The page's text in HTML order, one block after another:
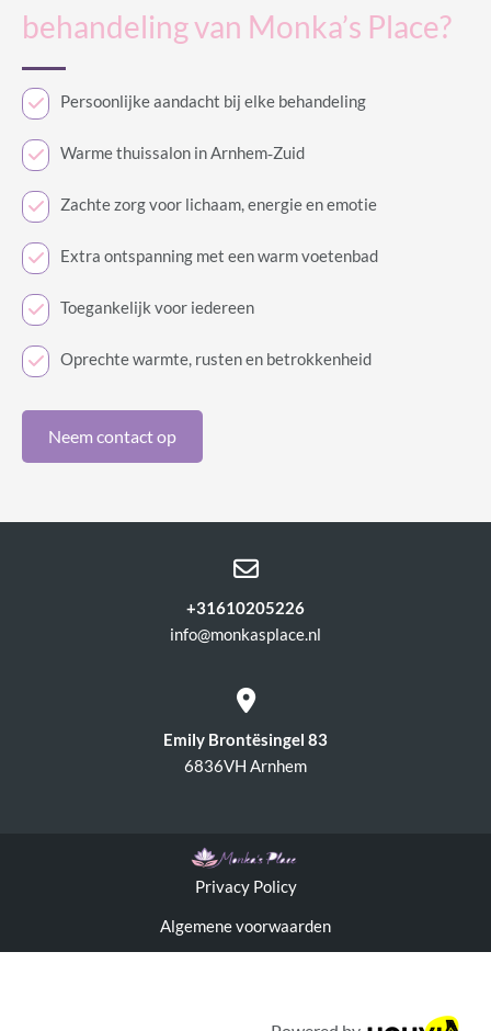
behandeling van Monka’s Place?
Persoonlijke aandacht bij elke behandeling
Warme thuissalon in Arnhem‑Zuid
Zachte zorg voor lichaam, energie en emotie
Extra ontspanning met een warm voetenbad
Toegankelijk voor iedereen
Oprechte warmte, rusten en betrokkenheid
Neem contact op

+31610205226
info@monkasplace.nl

Emily Brontësingel 83
6836VH Arnhem
Privacy Policy
Algemene voorwaarden